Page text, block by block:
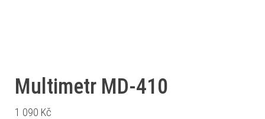
Multimetr MD-410
1 090 Kč